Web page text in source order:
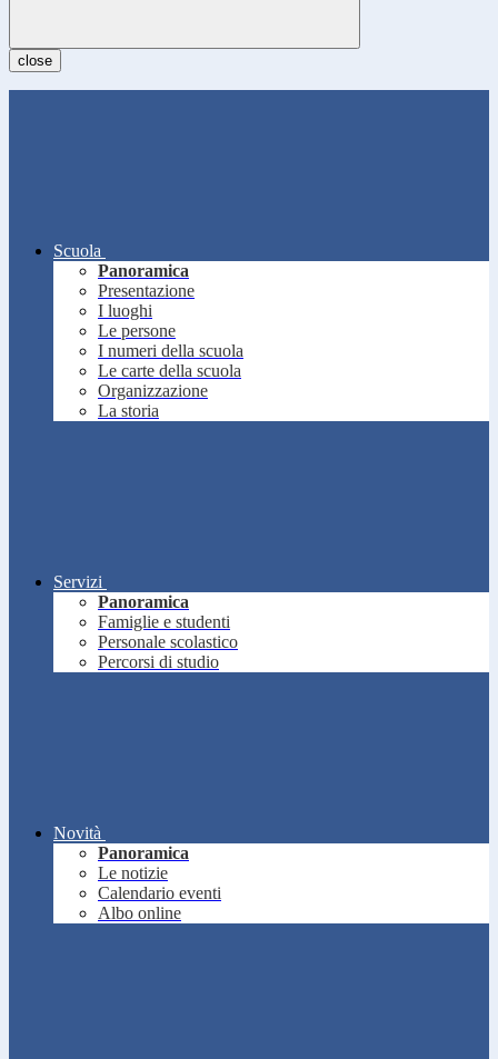
close
Scuola
Panoramica
Presentazione
I luoghi
Le persone
I numeri della scuola
Le carte della scuola
Organizzazione
La storia
Servizi
Panoramica
Famiglie e studenti
Personale scolastico
Percorsi di studio
Novità
Panoramica
Le notizie
Calendario eventi
Albo online